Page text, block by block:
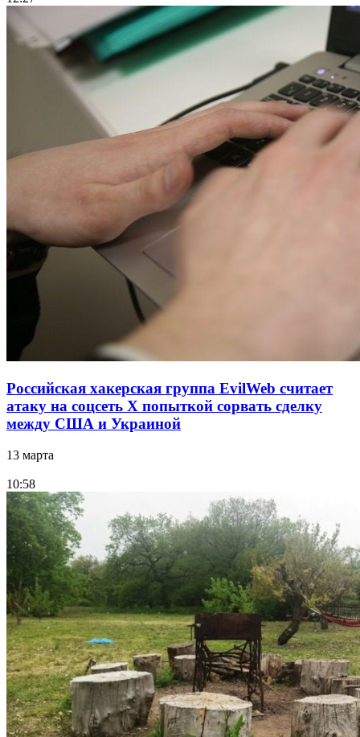
Российская хакерская группа EvilWeb считает
атаку на соцсеть Х попыткой сорвать сделку
между США и Украиной
13 марта
10:58